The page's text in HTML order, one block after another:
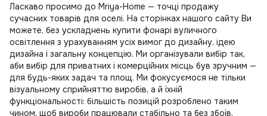
Ласкаво просимо до Mriya-Home — точці продажу
сучасних товарів для оселі. На сторінках нашого сайту Ви
можете, без ускладнень купити фонарі вуличного
освітлення з урахуванням усіх вимог до дизайну, ідею
дизайна і загальну концепцію. Ми організували вибір так,
аби вибір для приватних і комерційних місць був зручним —
для будь-яких задач та площ. Ми фокусуємося не тільки
візуальному сприйняттю виробів, а й їхній
функціональності: більшість позицій розроблено таким
чином, щоб вироби працювали стабільно та без збоїв,